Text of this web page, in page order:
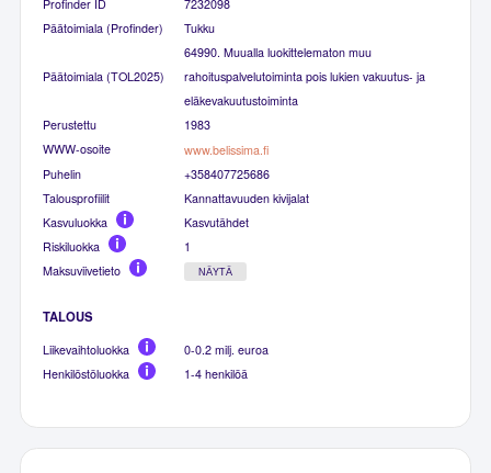
Profinder ID
7232098
Päätoimiala (Profinder)
Tukku
Päätoimiala (TOL2025)
64990. Muualla luokittelematon muu
rahoituspalvelutoiminta pois lukien vakuutus- ja
eläkevakuutustoiminta
Perustettu
1983
WWW-osoite
www.belissima.fi
Puhelin
+358407725686
Talousprofiilit
Kannattavuuden kivijalat
Kasvuluokka
Kasvutähdet
Riskiluokka
1
Maksuviivetieto
NÄYTÄ
TALOUS
Liikevaihtoluokka
0-0.2 milj. euroa
Henkilöstöluokka
1-4 henkilöä